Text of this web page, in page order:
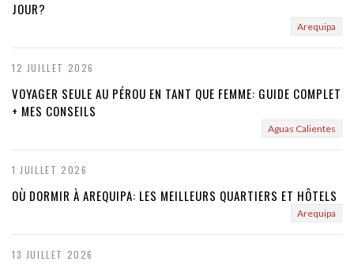
JOUR?
Arequipa
12 JUILLET 2026
VOYAGER SEULE AU PÉROU EN TANT QUE FEMME: GUIDE COMPLET
+ MES CONSEILS
Aguas Calientes
1 JUILLET 2026
OÙ DORMIR À AREQUIPA: LES MEILLEURS QUARTIERS ET HÔTELS
Arequipa
13 JUILLET 2026